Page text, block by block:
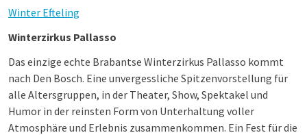
Winter Efteling
Winterzirkus Pallasso
Das einzige echte Brabantse Winterzirkus Pallasso kommt
nach Den Bosch. Eine unvergessliche Spitzenvorstellung für
alle Altersgruppen, in der Theater, Show, Spektakel und
Humor in der reinsten Form von Unterhaltung voller
Atmosphäre und Erlebnis zusammenkommen. Ein Fest für die